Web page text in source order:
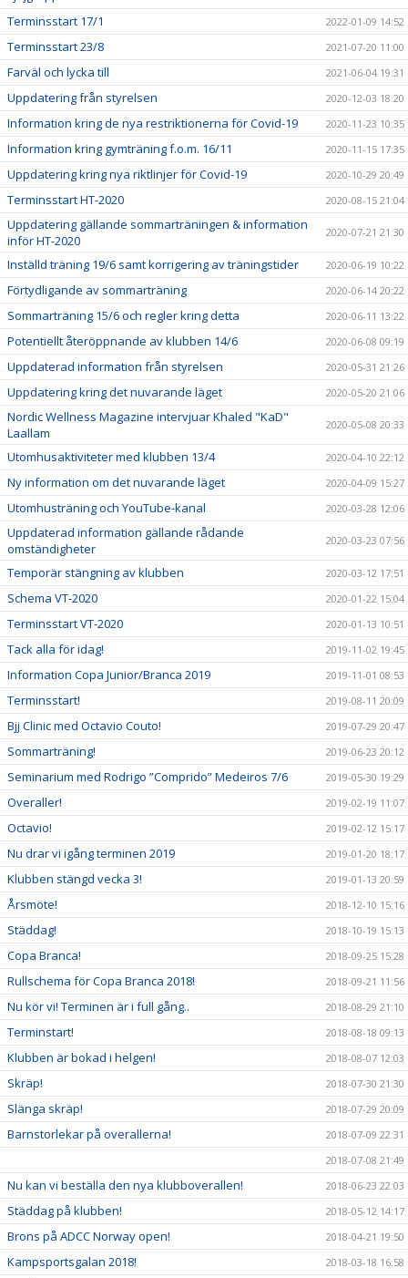
Terminsstart 17/1 2022-01-09 14:52
Terminsstart 23/8 2021-07-20 11:00
Farväl och lycka till 2021-06-04 19:31
Uppdatering från styrelsen 2020-12-03 18:20
Information kring de nya restriktionerna för Covid-19 2020-11-23 10:35
Information kring gymträning f.o.m. 16/11 2020-11-15 17:35
Uppdatering kring nya riktlinjer för Covid-19 2020-10-29 20:49
Terminsstart HT-2020 2020-08-15 21:04
Uppdatering gällande sommarträningen & information
inför HT-2020
2020-07-21 21:30
Inställd träning 19/6 samt korrigering av träningstider 2020-06-19 10:22
Förtydligande av sommarträning 2020-06-14 20:22
Sommarträning 15/6 och regler kring detta 2020-06-11 13:22
Potentiellt återöppnande av klubben 14/6 2020-06-08 09:19
Uppdaterad information från styrelsen 2020-05-31 21:26
Uppdatering kring det nuvarande läget 2020-05-20 21:06
Nordic Wellness Magazine intervjuar Khaled "KaD"
Laallam
2020-05-08 20:33
Utomhusaktiviteter med klubben 13/4 2020-04-10 22:12
Ny information om det nuvarande läget 2020-04-09 15:27
Utomhusträning och YouTube-kanal 2020-03-28 12:06
Uppdaterad information gällande rådande
omständigheter
2020-03-23 07:56
Temporär stängning av klubben 2020-03-12 17:51
Schema VT-2020 2020-01-22 15:04
Terminsstart VT-2020 2020-01-13 10:51
Tack alla för idag! 2019-11-02 19:45
Information Copa Junior/Branca 2019 2019-11-01 08:53
Terminsstart! 2019-08-11 20:09
Bjj Clinic med Octavio Couto! 2019-07-29 20:47
Sommarträning! 2019-06-23 20:12
Seminarium med Rodrigo ”Comprido” Medeiros 7/6 2019-05-30 19:29
Overaller! 2019-02-19 11:07
Octavio! 2019-02-12 15:17
Nu drar vi igång terminen 2019 2019-01-20 18:17
Klubben stängd vecka 3! 2019-01-13 20:59
Årsmöte! 2018-12-10 15:16
Städdag! 2018-10-19 15:13
Copa Branca! 2018-09-25 15:28
Rullschema för Copa Branca 2018! 2018-09-21 11:56
Nu kör vi! Terminen är i full gång.. 2018-08-29 21:10
Terminstart! 2018-08-18 09:13
Klubben är bokad i helgen! 2018-08-07 12:03
Skräp! 2018-07-30 21:30
Slänga skräp! 2018-07-29 20:09
Barnstorlekar på overallerna!
2018-07-09 22:31
2018-07-08 21:49
Nu kan vi beställa den nya klubboverallen! 2018-06-23 22:03
Städdag på klubben! 2018-05-12 14:17
Brons på ADCC Norway open! 2018-04-21 19:50
Kampsportsgalan 2018! 2018-03-18 16:58